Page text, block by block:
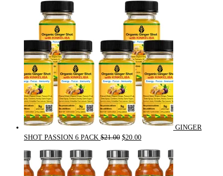
$54.00.
GINGER
SHOT PASSION 6 PACK $21.00 Original
was:
$21.00.
$20.00Current
is:
$20.00.